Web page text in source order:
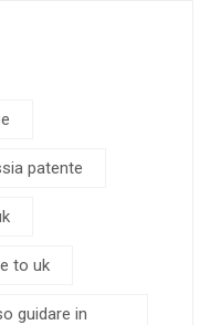
patente
to uk
guidare in